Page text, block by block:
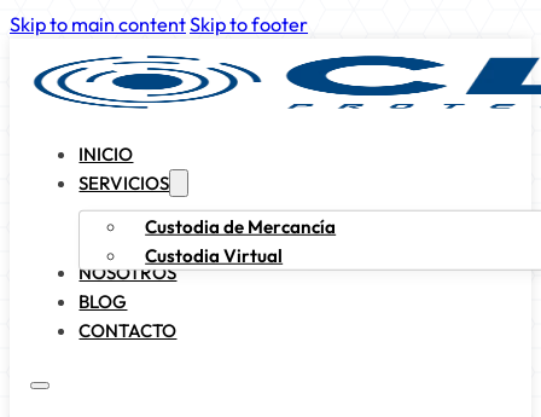
Skip to main contentSkip to footer
INICIO
SERVICIOS
Custodia de Mercancía
Custodia Virtual
NOSOTROS
BLOG
CONTACTO